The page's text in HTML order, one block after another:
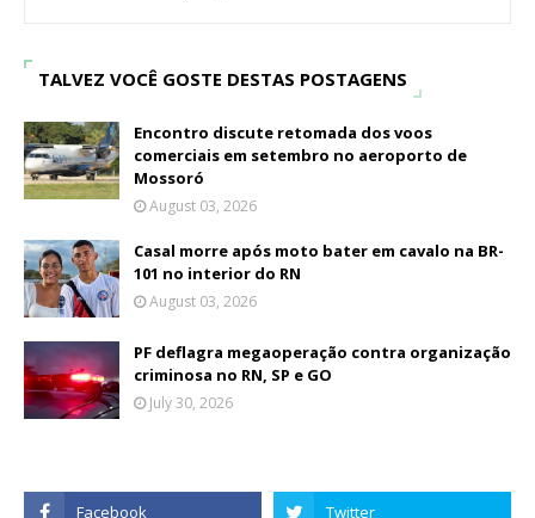
TALVEZ VOCÊ GOSTE DESTAS POSTAGENS
Encontro discute retomada dos voos
comerciais em setembro no aeroporto de
Mossoró
August 03, 2026
Casal morre após moto bater em cavalo na BR-
101 no interior do RN
August 03, 2026
PF deflagra megaoperação contra organização
criminosa no RN, SP e GO
July 30, 2026